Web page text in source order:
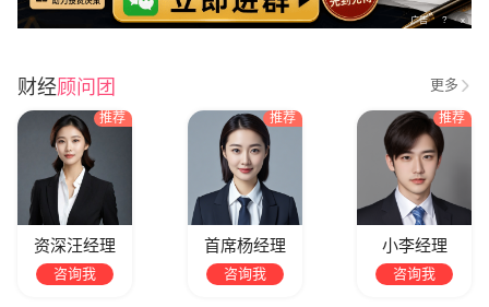
广告 ? x
财经顾问团 更多
推荐
资深汪经理
咨询我
推荐
首席杨经理
咨询我
推荐
小李经理
咨询我